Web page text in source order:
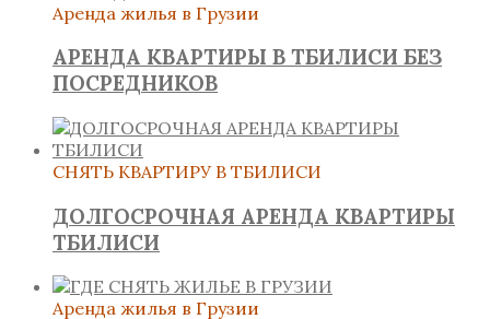
Аренда жилья в Грузии
АРЕНДА КВАРТИРЫ В ТБИЛИСИ БЕЗ
ПОСРЕДНИКОВ
СНЯТЬ КВАРТИРУ В ТБИЛИСИ
ДОЛГОСРОЧНАЯ АРЕНДА КВАРТИРЫ
ТБИЛИСИ
Аренда жилья в Грузии